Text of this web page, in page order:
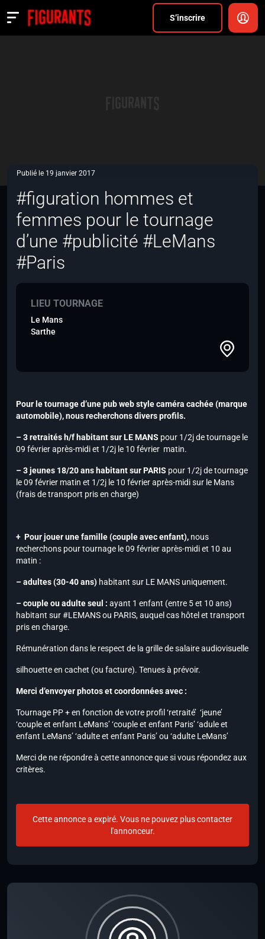
S’inscrire
Actualités
Publié le 19 janvier 2017
#figuration hommes et
femmes pour le tournage
d’une #publicité #LeMans
#Paris
LIEU TOURNAGE
Le Mans
Sarthe
Pour le tournage d’une pub web style caméra cachée (marque
automobile), nous recherchons divers profils.
– 3 retraités h/f habitant sur LE MANS pour 1/2j de tournage le
09 février après-midi et 1/2j le 10 février matin.
– 3 jeunes 18/20 ans habitant sur PARIS pour 1/2j de tournage
le 09 février matin et 1/2j le 10 février après-midi sur le Mans
(frais de transport pris en charge)
+ Pour jouer une famille (couple avec enfant), nous
recherchons pour tournage le 09 février après-midi et 10 au
matin :
– adultes (30-40 ans) habitant sur LE MANS uniquement.
– couple ou adulte seul : ayant 1 enfant (entre 5 et 10 ans)
habitant sur #LEMANS ou PARIS, auquel cas hôtel et transport
pris en charge.
Rémunération dans le respect de la grille de salaire audiovisuelle
silhouette en cachet (ou facture). Tenues à prévoir.
Merci d’envoyer photos et coordonnées avec :
Tournage PP + en fonction de votre profil ‘retraité’ ‘jeune’
‘couple et enfant LeMans’ ‘couple et enfant Paris’ ‘adule et
enfant LeMans’ ‘adulte et enfant Paris’ ou ‘adulte LeMans’
Merci de ne répondre à cette annonce que si vous répondez aux
critères.
Cette annonce a expiré. Vous ne pouvez plus contacter
l'annonceur.